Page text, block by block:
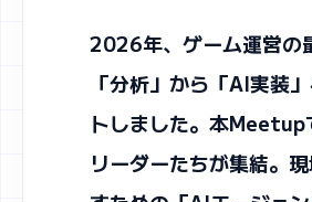
2026年、ゲーム運営の
「分析」から「AI実装
トしました。本Meetup
リーダーたちが集結。